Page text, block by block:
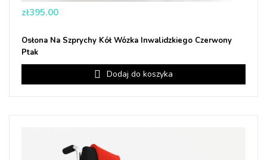
Price
zł395.00
Osłona Na Szprychy Kół Wózka Inwalidzkiego Czerwony
Ptak
Dodaj do koszyka